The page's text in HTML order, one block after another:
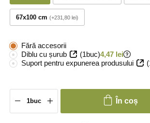
67x100 cm +231,80 lei
Fără accesorii
Diblu cu șurub
(1buc)4,47 lei
Suport pentru expunerea produsului
În coș